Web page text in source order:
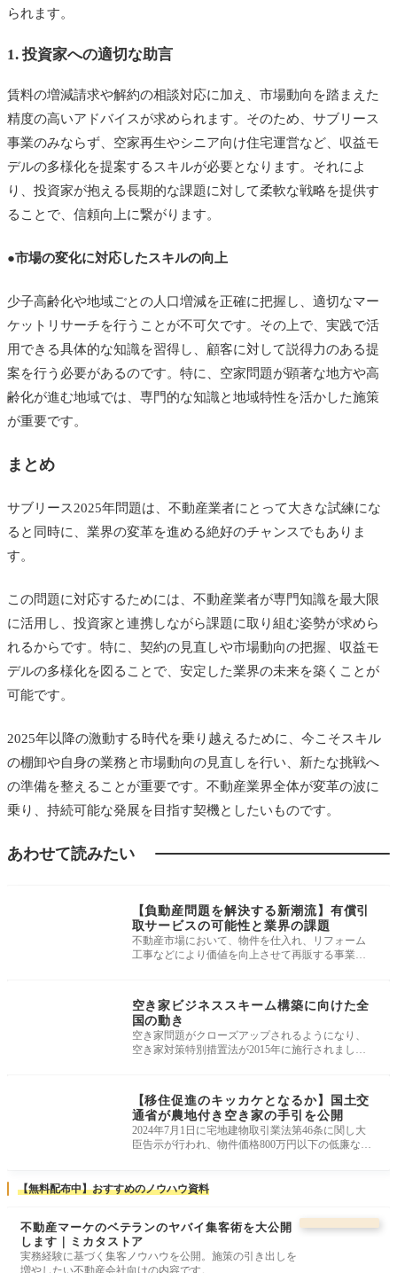
◯敷金の取扱について確認
保障家賃の支払い停止により、オーナーの経済的負担
交渉準備を進めることが重要です。
業務等の適正化に関する法律」、「借地借家法」、お
す。
られます。
1. 投資家への適切な助言
賃料の増減請求や解約の相談対応に加え、市場動向を踏まえた
精度の高いアドバイスが求められます。そのため、サブリース
事業のみならず、空家再生やシニア向け住宅運営など、収益モ
デルの多様化を提案するスキルが必要となります。それによ
り、投資家が抱える長期的な課題に対して柔軟な戦略を提供す
ることで、信頼向上に繋がります。
●市場の変化に対応したスキルの向上
少子高齢化や地域ごとの人口増減を正確に把握し、適切なマー
ケットリサーチを行うことが不可欠です。その上で、実践で活
用できる具体的な知識を習得し、顧客に対して説得力のある提
案を行う必要があるのです。特に、空家問題が顕著な地方や高
齢化が進む地域では、専門的な知識と地域特性を活かした施策
が重要です。
まとめ
サブリース2025年問題は、不動産業者にとって大きな試練にな
ると同時に、業界の変革を進める絶好のチャンスでもありま
す。
この問題に対応するためには、不動産業者が専門知識を最大限
に活用し、投資家と連携しながら課題に取り組む姿勢が求めら
れるからです。特に、契約の見直しや市場動向の把握、収益モ
デルの多様化を図ることで、安定した業界の未来を築くことが
可能です。
2025年以降の激動する時代を乗り越えるために、今こそスキル
の棚卸や自身の業務と市場動向の見直しを行い、新たな挑戦へ
の準備を整えることが重要です。不動産業界全体が変革の波に
乗り、持続可能な発展を目指す契機としたいものです。
あわせて読みたい
【負動産問題を解決する新潮流】有償引
取サービスの可能性と業界の課題
不動産市場において、物件を仕入れ、リフォーム
工事などにより価値を向上させて再販する事業
空き家ビジネススキーム構築に向けた全
国の動き
空き家問題がクローズアップされるようになり、
空き家対策特別措置法が2015年に施行されました
【移住促進のキッカケとなるか】国土交
通省が農地付き空き家の手引を公開
2024年7月1日に宅地建物取引業法第46条に関し大
臣告示が行われ、物件価格800万円以下の低廉な空
【無料配布中】おすすめのノウハウ資料
不動産マーケのベテランのヤバイ集客術を大公開
します｜ミカタストア
実務経験に基づく集客ノウハウを公開。施策の引き出しを